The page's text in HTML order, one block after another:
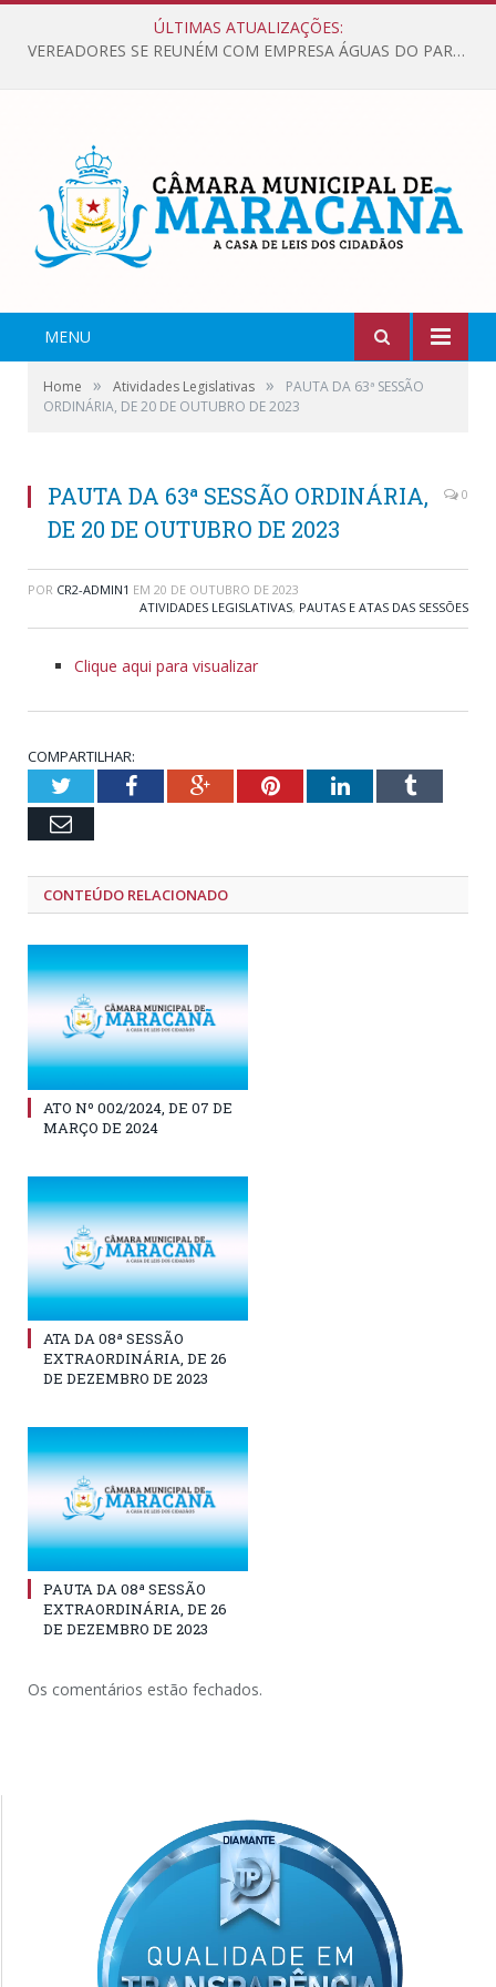
ÚLTIMAS ATUALIZAÇÕES:
VEREADORES SE REUNÉM COM EMPRESA ÁGUAS DO PARÁ, PARA APRESENTAR REIVINDICAÇÕES E MELHORIAS NA QUALIDADE DOS SERVIÇOS OFERECIDOS Á POPULAÇÃO.
MENU
Home » Atividades Legislativas »
PAUTA DA 63ª SESSÃO
ORDINÁRIA, DE 20 DE OUTUBRO DE 2023
PAUTA DA 63ª SESSÃO ORDINÁRIA,
DE 20 DE OUTUBRO DE 2023
0
POR CR2-ADMIN1 EM 20 DE OUTUBRO DE 2023
ATIVIDADES LEGISLATIVAS, PAUTAS E ATAS DAS SESSÕES
Clique aqui para visualizar
COMPARTILHAR:
TwitterFacebookGoogle+PinterestLinkedInTumblr
Email
CONTEÚDO RELACIONADO
ATO Nº 002/2024, DE 07 DE
MARÇO DE 2024
ATA DA 08ª SESSÃO
EXTRAORDINÁRIA, DE 26
DE DEZEMBRO DE 2023
PAUTA DA 08ª SESSÃO
EXTRAORDINÁRIA, DE 26
DE DEZEMBRO DE 2023
Os comentários estão fechados.